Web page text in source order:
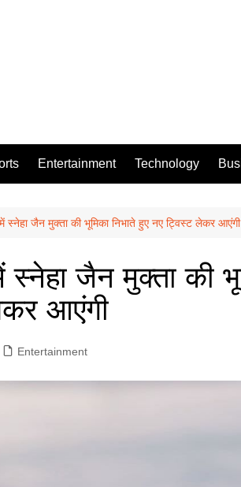
Entertainment Technology
स्नेहा जैन मुक्ता की भूमिका निभाते हुए नए ट्विस्ट लेकर आएंगी
स्नेहा जैन मुक्ता की
आएंगी
Entertainment